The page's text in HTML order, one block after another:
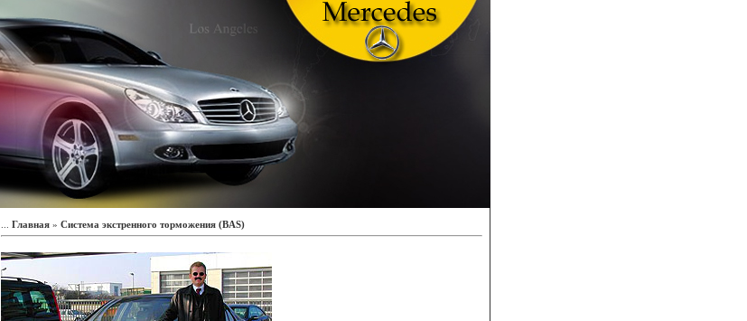
Главная » Система экстренного торможения (BAS)